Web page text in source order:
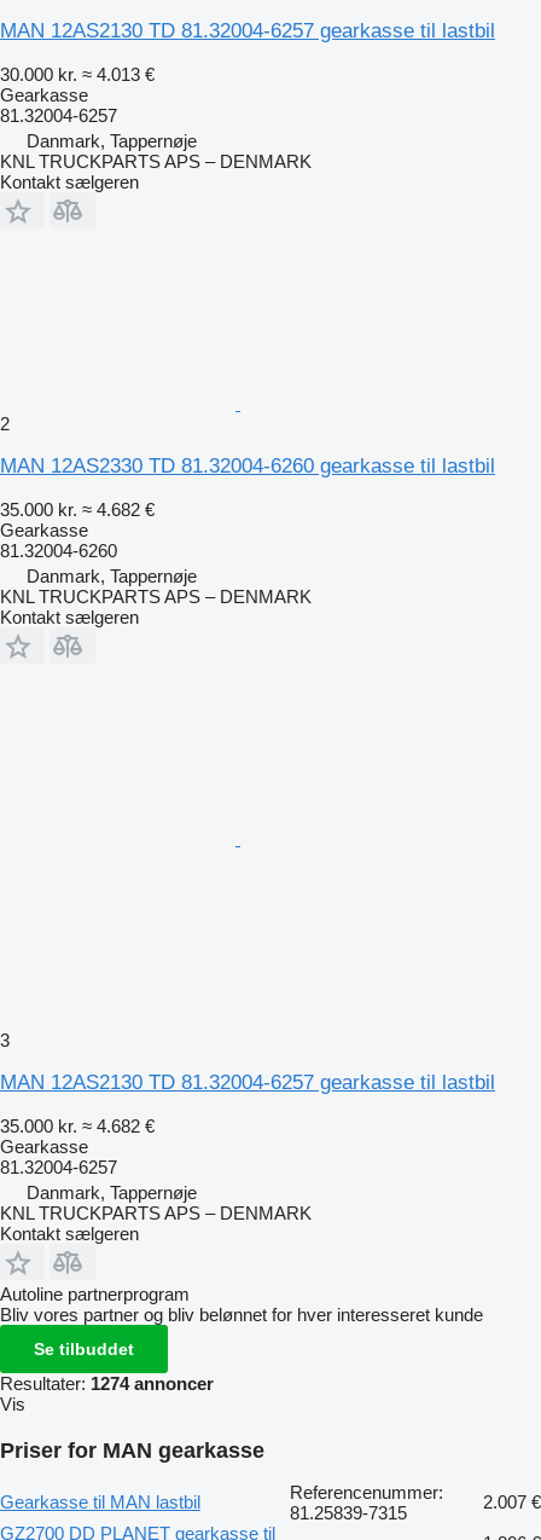
MAN 12AS2130 TD 81.32004-6257 gearkasse til lastbil
30.000 kr. ≈ 4.013 €
Gearkasse
81.32004-6257
Danmark, Tappernøje
KNL TRUCKPARTS APS – DENMARK
Kontakt sælgeren
2
MAN 12AS2330 TD 81.32004-6260 gearkasse til lastbil
35.000 kr. ≈ 4.682 €
Gearkasse
81.32004-6260
Danmark, Tappernøje
KNL TRUCKPARTS APS – DENMARK
Kontakt sælgeren
3
MAN 12AS2130 TD 81.32004-6257 gearkasse til lastbil
35.000 kr. ≈ 4.682 €
Gearkasse
81.32004-6257
Danmark, Tappernøje
KNL TRUCKPARTS APS – DENMARK
Kontakt sælgeren
Autoline partnerprogram
Bliv vores partner og bliv belønnet for hver interesseret kunde
Se tilbuddet
Resultater: 1274 annoncer
Vis
Priser for MAN gearkasse
Gearkasse til MAN lastbil
Referencenummer:
81.25839-7315
2.007 €
GZ2700 DD PLANET gearkasse til